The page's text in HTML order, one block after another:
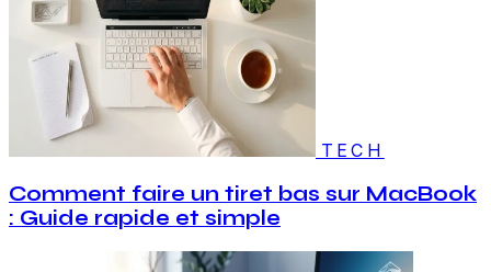
TECH
Comment faire un tiret bas sur MacBook
: Guide rapide et simple